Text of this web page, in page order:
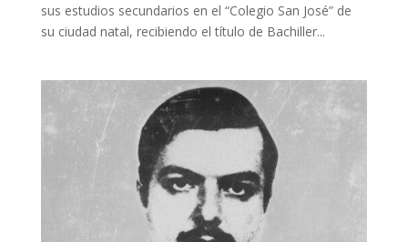
sus estudios secundarios en el “Colegio San José” de
su ciudad natal, recibiendo el título de Bachiller...